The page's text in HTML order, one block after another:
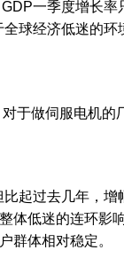
一季度增长率
球经济低迷的环
于做伺服电机的
起过去几年，增
体低迷的连环影
群体相对稳定。